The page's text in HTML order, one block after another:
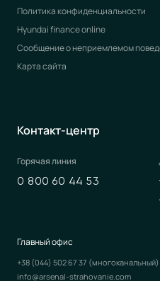
Политика конфиденциальности
Hyundai finance online
Сообщение о неприемлемом
Карта сайта
Контакт-центр
Горячая линия
0 800 60 44 53
Главный офис
+38 (044) 502 67 37 (многоканальный)
info@arsenal-strahovanie.com